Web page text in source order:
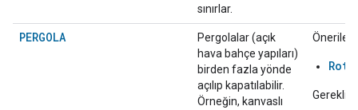
sınırlar.
PERGOLA
Pergolalar (açık
hava bahçe yapıları)
birden fazla yönde
açılıp kapatılabilir.
Örneğin, kanvaslı
Önerilen:
Gerekli: